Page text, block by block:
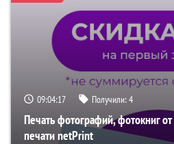
09:04:16 Получили:4
Печать фотографий, фотокниг
печати netPrint